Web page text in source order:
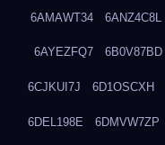
6AMAWT34 6ANZ4C8L
6AYEZFQ7 6B0V87BD
6CJKUI7J 6D1OSCXH
6DEL198E 6DMVW7ZP